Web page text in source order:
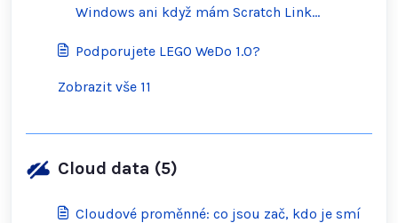
Windows ani když mám Scratch Link
Podporujete LEGO WeDo 1.0?
Zobrazit vše 11
Cloud data (5)
Cloudové proměnné: co jsou zač, kdo je smí